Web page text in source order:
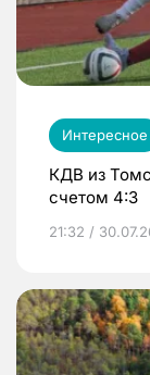
Интересное
КДВ из
счетом 4:3
21:32 /